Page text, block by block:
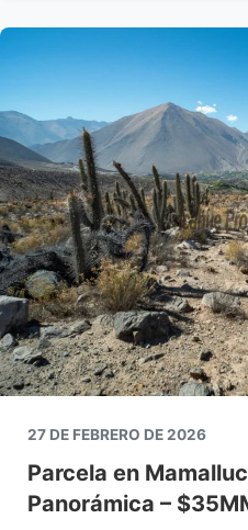
27 DE FEBRERO DE 2026
Parcela en
Panorámica –